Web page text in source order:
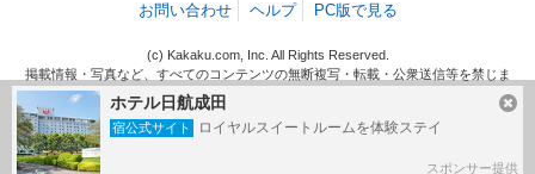
ホテル日航成田
宿公式サイト ロイヤルスイートルームを体験ステイ
スポンサー提供
お問い合わせ
ヘルプ PC版で見る
(c) Kakaku.com, Inc. All Rights Reserved.
掲載情報・写真など、すべてのコンテンツの無断複写・転載・公衆送信等を禁じま